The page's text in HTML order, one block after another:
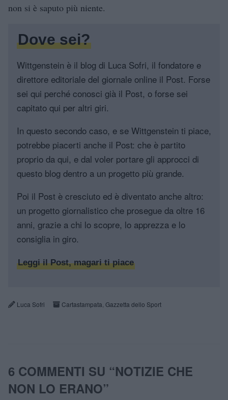
non si è saputo più niente.
Dove sei?
Wittgenstein è il blog di Luca Sofri, il fondatore e
direttore editoriale del giornale online il Post. Forse
sei qui perché conosci già il Post, o forse sei
capitato qui per altri giri.
In questo secondo caso, e se Wittgenstein ti piace,
potrebbe piacerti anche il Post: che è partito
proprio da qui, e dal voler portare gli approcci di
questo blog dentro a un progetto più grande.
Poi il Post è cresciuto ed è diventato anche altro:
un progetto giornalistico che prosegue da oltre 16
anni, grazie a chi lo scopre, lo apprezza e lo
consiglia in giro.
Leggi il Post, magari ti piace
Luca Sofri Cartastampata Gazzetta dello Sport
6 COMMENTI SU “NOTIZIE CHE
NON LO ERANO”